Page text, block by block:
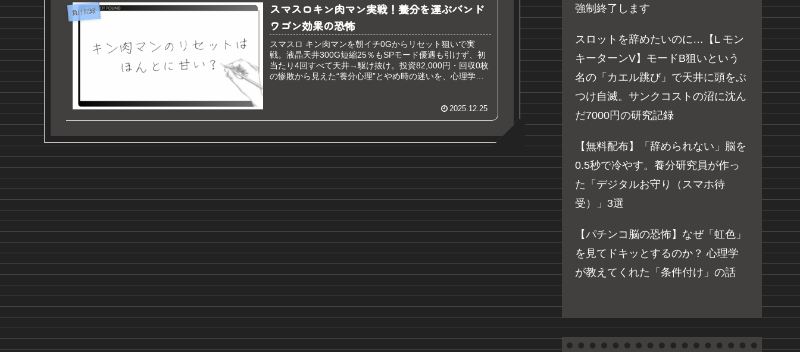
負け記録
スマスロキン肉マン実戦！養分を運ぶバンド
ワゴン効果の恐怖
スマスロ キン肉マンを朝イチ0Gからリセット狙いで実
戦。液晶天井300G短縮25％もSPモード優遇も引けず、初
当たり4回すべて天井→駆け抜け。投資82,000円・回収0枚
の惨敗から見えた“養分心理”とやめ時の迷いを、心理学
2025.12.25
強制終了します
スロットを辞めたいのに…【L モン
キーターンV】モードB狙いという
名の「カエル跳び」で天井に頭をぶ
つけ自滅。サンクコストの沼に沈ん
だ7000円の研究記録
【無料配布】「辞められない」脳を
0.5秒で冷やす。養分研究員が作っ
た「デジタルお守り（スマホ待
受）」3選
【パチンコ脳の恐怖】なぜ「虹色」
を見てドキッとするのか？ 心理学
が教えてくれた「条件付け」の話